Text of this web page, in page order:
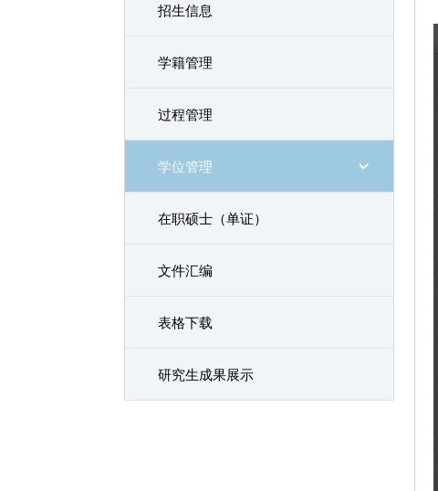
招生信息
学籍管理
过程管理
学位管理
在职硕士（单证）
文件汇编
表格下载
研究生成果展示